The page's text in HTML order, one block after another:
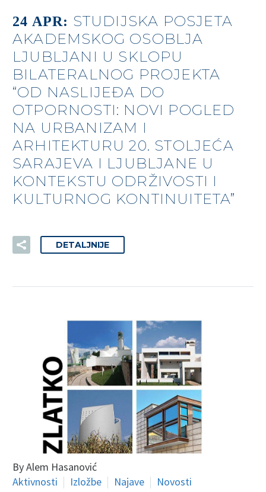
24 APR: STUDIJSKA POSJETA
AKADEMSKOG OSOBLJA
LJUBLJANI U SKLOPU
BILATERALNOG PROJEKTA
“OD NASLIJEĐA DO
OTPORNOSTI: NOVI POGLED
NA URBANIZAM I
ARHITEKTURU 20. STOLJEĆA
SARAJEVA I LJUBLJANE U
KONTEKSTU ODRŽIVOSTI I
KULTURNOG KONTINUITETA”
DETALJNIJE
By Alem Hasanović
Aktivnosti
Izložbe Najave Novosti